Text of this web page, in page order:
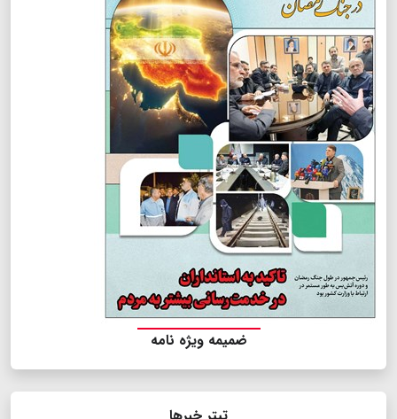
ضمیمه ویژه نامه